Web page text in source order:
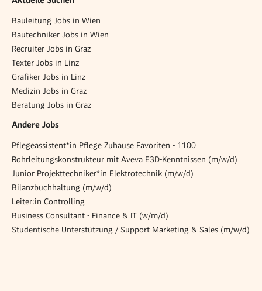
Bauleitung Jobs in Wien
Bautechniker Jobs in Wien
Recruiter Jobs in Graz
Texter Jobs in Linz
Grafiker Jobs in Linz
Medizin Jobs in Graz
Beratung Jobs in Graz
Andere Jobs
Pflegeassistent*in Pflege Zuhause Favoriten - 1100
Rohrleitungskonstrukteur mit Aveva E3D-Kenntnissen (m/w/d)
Junior Projekttechniker*in Elektrotechnik (m/w/d)
Bilanzbuchhaltung (m/w/d)
Leiter:in Controlling
Business Consultant - Finance & IT (w/m/d)
Studentische Unterstützung / Support Marketing & Sales (m/w/d)